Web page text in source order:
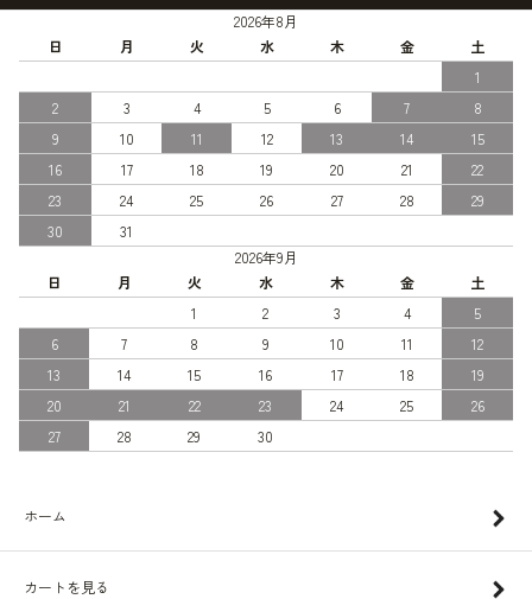
2026年8月
日
月 火 水 木 金
土
1
2
3 4 5 6 7
8
9
10 11 12 13 14
15
16
17 18 19 20 21
22
23
24 25 26 27 28
29
30
31
2026年9月
日
月 火 水 木 金
土
1
2 3 4
5
6
7 8 9 10 11
12
13
14 15 16 17 18
19
20
21 22 23 24 25
26
27
28 29 30
ホーム
カートを見る